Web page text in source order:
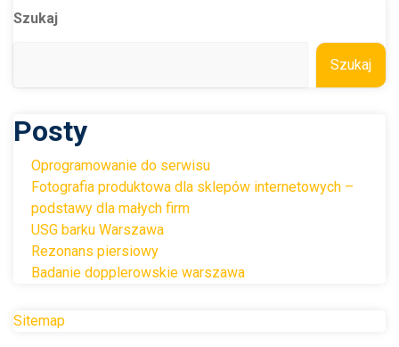
Szukaj
Szukaj
Posty
Oprogramowanie do serwisu
Fotografia produktowa dla sklepów internetowych –
podstawy dla małych firm
USG barku Warszawa
Rezonans piersiowy
Badanie dopplerowskie warszawa
Sitemap